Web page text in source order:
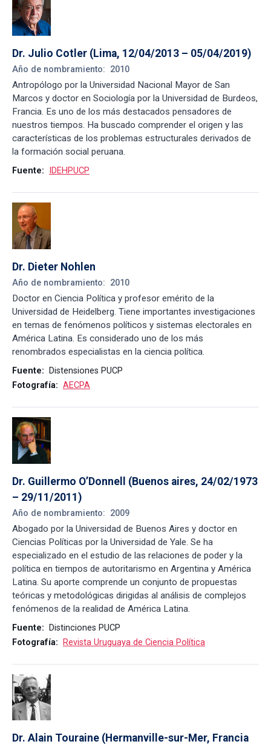
Dr. Julio Cotler (Lima, 12/04/2013 – 05/04/2019)
Año de nombramiento: 2010
Antropólogo por la Universidad Nacional Mayor de San
Marcos y doctor en Sociología por la Universidad de Burdeos,
Francia. Es uno de los más destacados pensadores de
nuestros tiempos. Ha buscado comprender el origen y las
características de los problemas estructurales derivados de
la formación social peruana.
Fuente: IDEHPUCP
Dr. Dieter Nohlen
Año de nombramiento: 2010
Doctor en Ciencia Política y profesor emérito de la
Universidad de Heidelberg. Tiene importantes investigaciones
en temas de fenómenos políticos y sistemas electorales en
América Latina. Es considerado uno de los más
renombrados especialistas en la ciencia política.
Fuente:
Distensiones PUCP
Fotografía: AECPA
Dr. Guillermo O’Donnell (Buenos aires, 24/02/1973
– 29/11/2011)
Año de nombramiento: 2009
Abogado por la Universidad de Buenos Aires y doctor en
Ciencias Políticas por la Universidad de Yale. Se ha
especializado en el estudio de las relaciones de poder y la
política en tiempos de autoritarismo en Argentina y América
Latina. Su aporte comprende un conjunto de propuestas
teóricas y metodológicas dirigidas al análisis de complejos
fenómenos de la realidad de América Latina.
Fuente:
Distinciones PUCP
Fotografía:
Revista Uruguaya de Ciencia Política
Dr. Alain Touraine (Hermanville-sur-Mer, Francia